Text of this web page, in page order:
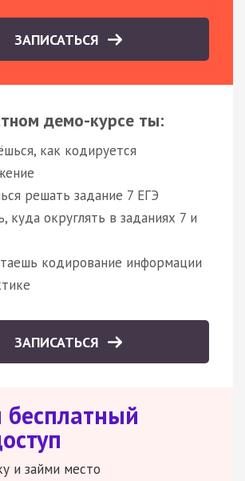
ЗАПИСАТЬСЯ
демо-курсе ты:
как кодируется
решать задание 7 ЕГЭ
куда округлять в заданиях 7 и
кодирование информации
ЗАПИСАТЬСЯ
бесплатный
и займи место